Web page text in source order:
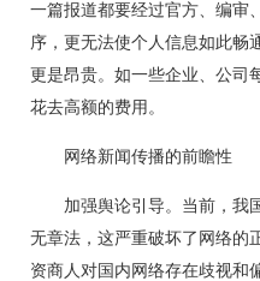
一篇报道都要经过官方、编审
序，更无法使个人信息如此畅
更是昂贵。如一些企业、公司
花去高额的费用。
网络新闻传播的前瞻性
加强舆论引导。当前，我
无章法，这严重破坏了网络的
资商人对国内网络存在歧视和